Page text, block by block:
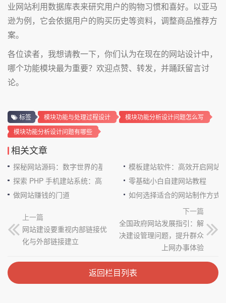
业网站利用数据库表来研究用户的购物习惯和喜好。以亚马
逊为例，它会依据用户的购买历史等资料，调整商品推荐方
案。
各位读者，我想请教一下，你们认为在现在的网站设计中，
哪个功能模块最为重要？欢迎点赞、转发，并踊跃留言讨
论。
标签 模块功能与处理过程设计
模块功能分析设计问题怎么写
模块功能分析设计问题有哪些
相关文章
探秘网站源码：数字世界的基石
模板建站软件：高效开启网站
探索 PHP 手机建站系统：高效与便捷的完美结合零基础小白自建网站教程
做网站赚钱的门道
如何选择适合的网站制作方式
上一篇
网站建设要重视内部链接优
化与外部链接建立
下一篇
全国政府网站发展指引：解
决建设管理问题，提升群众
上网办事体验
返回栏目列表